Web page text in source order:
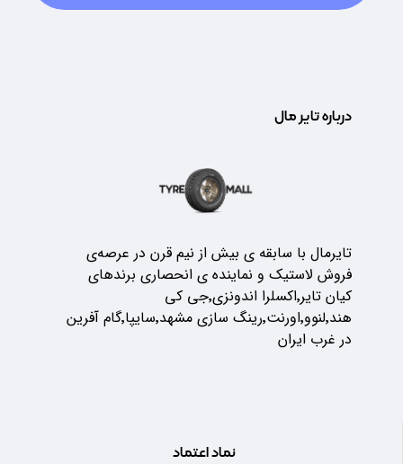
درباره تایر مال
تایرمال با سابقه ی بیش از نیم قرن در عرصه‌ی
فروش لاستیک و نماینده ی انحصاری برندهای
کیان تایر٬اکسلرا اندونزی٬جی کی
هند٬لنوو٬اورنت٬رینگ سازی مشهد٬سایپا٬گام آفرین
در غرب ایران
نماد اعتماد